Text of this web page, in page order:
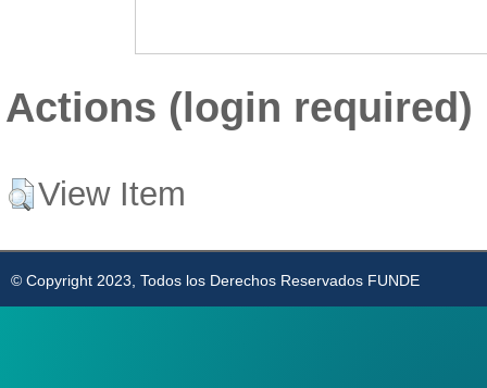
Actions (login required)
View Item
© Copyright 2023, Todos los Derechos Reservados FUNDE